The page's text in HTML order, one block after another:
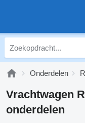
Onderdelen
Vrachtwagen
onderdelen